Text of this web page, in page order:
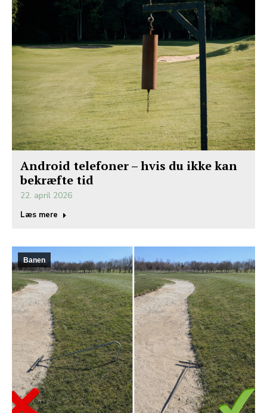
Android telefoner – hvis du ikke kan
bekræfte tid
22. april 2026
Læs mere
Banen